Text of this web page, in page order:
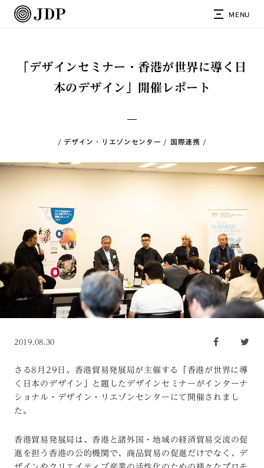
MENU
「デザインセミナー・香港が世界に導く日
本のデザイン」開催レポート
デザイン・リエゾンセンター 国際連携
2019.08.30
さる8月29日、香港貿易発展局が主催する「香港が世界に導
く日本のデザイン」と題したデザインセミナーがインターナ
ショナル・デザイン・リエゾンセンターにて開催されまし
た。
香港貿易発展局は、香港と諸外国・地域の経済貿易交流の促
進を担う香港の公的機関で、商品貿易の促進だけでなく、デ